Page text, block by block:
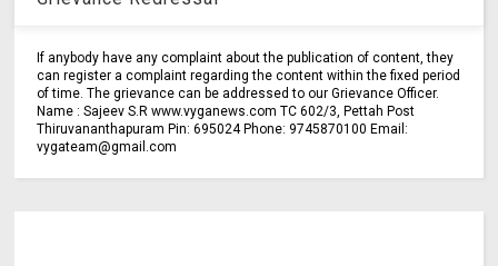
If anybody have any complaint about the publication of content, they
can register a complaint regarding the content within the fixed period
of time. The grievance can be addressed to our Grievance Officer.
Name : Sajeev S.R www.vyganews.com TC 602/3, Pettah Post
Thiruvananthapuram Pin: 695024 Phone: 9745870100 Email:
vygateam@gmail.com